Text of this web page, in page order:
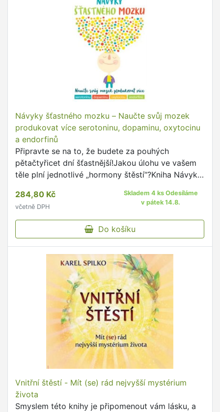
Návyky šťastného mozku – Naučte svůj mozek
produkovat více serotoninu, dopaminu, oxytocinu
a endorfinů
Připravte se na to, že budete za pouhých
pětačtyřicet dní šťastnější!Jakou úlohu ve vašem
těle plní jednotlivé „hormony štěstí“?Kniha Návyky
„přeprogramovat“ svůj mozek …
284,80 Kč
včetně DPH
Skladem 4 ks Odesíláme
v pátek 14.8.
Do košíku
Vnitřní štěstí - Mít (se) rád nejvyšší mystérium
života
Smyslem této knihy je připomenout vám lásku, a